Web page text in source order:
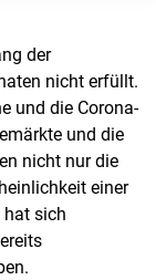
der
nicht erfüllt.
und die Corona-
und die
nicht nur die
einer
hat sich